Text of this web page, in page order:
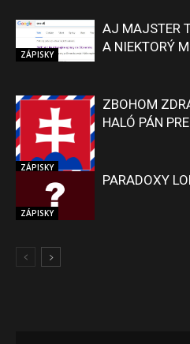
ZÁPISKY
AJ MAJSTER
A NIEKTORÝ
ZÁPISKY
ZBOHOM
HALÓ PÁN
ZÁPISKY
PARADOXY